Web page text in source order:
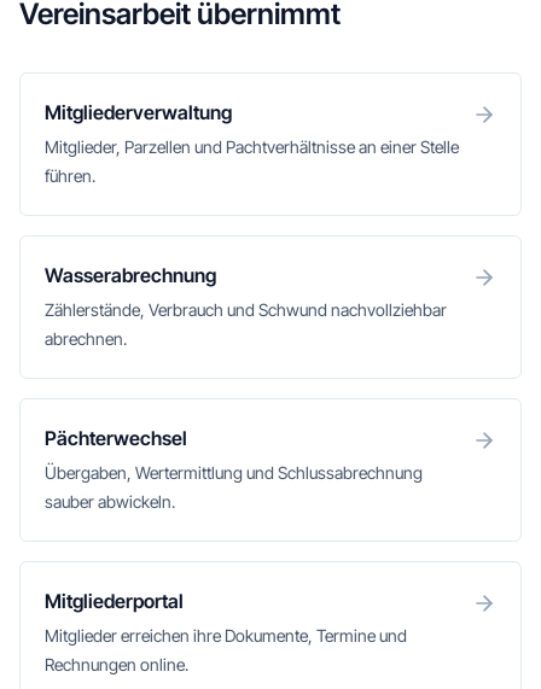
Vereinsarbeit übernimmt
Mitgliederverwaltung
Mitglieder, Parzellen und Pachtverhältnisse an einer Stelle
führen.
Wasserabrechnung
Zählerstände, Verbrauch und Schwund nachvollziehbar
abrechnen.
Pächterwechsel
Übergaben, Wertermittlung und Schlussabrechnung
sauber abwickeln.
Mitgliederportal
Mitglieder erreichen ihre Dokumente, Termine und
Rechnungen online.